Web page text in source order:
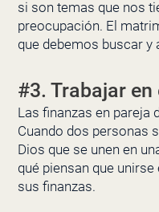
si son temas que nos
preocupación. El
que debemos buscar y
#3. Trabajar en
Las finanzas en pareja
Cuando dos personas
Dios que se unen en
qué piensan que
sus finanzas.